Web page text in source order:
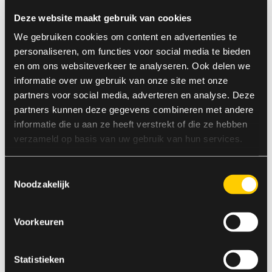
Deze website maakt gebruik van cookies
We gebruiken cookies om content en advertenties te
personaliseren, om functies voor social media te bieden
en om ons websiteverkeer te analyseren. Ook delen we
informatie over uw gebruik van onze site met onze
partners voor social media, adverteren en analyse. Deze
partners kunnen deze gegevens combineren met andere
informatie die u aan ze heeft verstrekt of die ze hebben
verzameld op basis van uw gebruik van hun services.
Noodzakelijk
Voorkeuren
Statistieken
Een multichannel aanpak is essentieel:
Zet SEO in om vindbaar te zijn in de
oriënterende fase
Gebruik social ads om te inspireren en
activeren
Zorg voor duidelijke, actiegerichte e-mails in
de afwegingsfase
Bied 1-op-1 contact aan voor die laatste
drempel
Zorg daarbij voor één consistente tone of voice,
duidelijke belofte die je waarmaakt.
Optimaliseren is geen project, maar een proces
Analyseer voortdurend de data: